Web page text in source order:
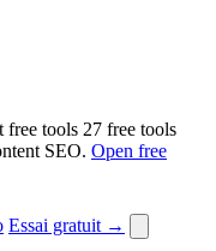
free tools 27 free tools
SEO. Open free
Essai gratuit →